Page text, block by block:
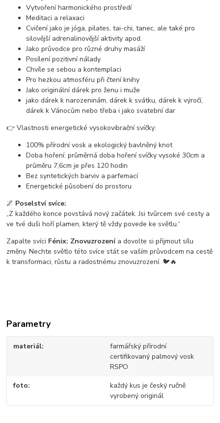
Vytvoření harmonického prostředí
Meditaci a relaxaci
Cvičení jako je jóga, pilates, tai-chi, tanec, ale také pro
silovější adrenalinovější aktivity apod.
Jako průvodce pro různé druhy masáží
Posílení pozitivní nálady
Chvíle se sebou a kontemplaci
Pro hezkou atmosféru při čtení knihy
Jako originální dárek pro ženu i muže
jako dárek k narozeninám, dárek k svátku, dárek k výročí,
dárek k Vánocům nebo třeba i jako svatební dar
👉 Vlastnosti energetické vysokovibrační svíčky:
100% přírodní vosk a ekologický bavlněný knot
Doba hoření: průměrná doba hoření svíčky vysoké 30cm a
průměru 7,6cm je přes 120 hodin
Bez syntetických barviv a parfemací
Energetické působení do prostoru
🌌 Poselství svíce:
„Z každého konce povstává nový začátek. Jsi tvůrcem své cesty a
ve tvé duši hoří plamen, který tě vždy povede ke světlu.“
Zapalte svíci Fénix: Znovuzrozenía dovolte si přijmout sílu
změny. Nechte světlo této svíce stát se vaším průvodcem na cestě
k transformaci, růstu a radostnému znovuzrození. 🐦🔥
Parametry
materiál
farmářský přírodní
certifikovaný palmový vosk
RSPO
foto
každý kus je český ručně
vyrobený originál